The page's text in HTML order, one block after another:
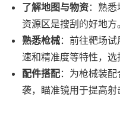
了解地图与物资：熟悉
资源区是搜刮的好地方。
熟悉枪械：前往靶场
速和精准度等特性，选
配件搭配：为枪械装配
袭，瞄准镜用于提高射